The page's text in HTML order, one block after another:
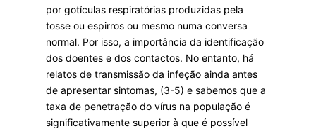
por gotículas respiratórias produzidas pela
tosse ou espirros ou mesmo numa conversa
normal. Por isso, a importância da identificação
dos doentes e dos contactos. No entanto, há
relatos de transmissão da infeção ainda antes
de apresentar sintomas, (3-5) e sabemos que a
taxa de penetração do vírus na população é
significativamente superior à que é possível